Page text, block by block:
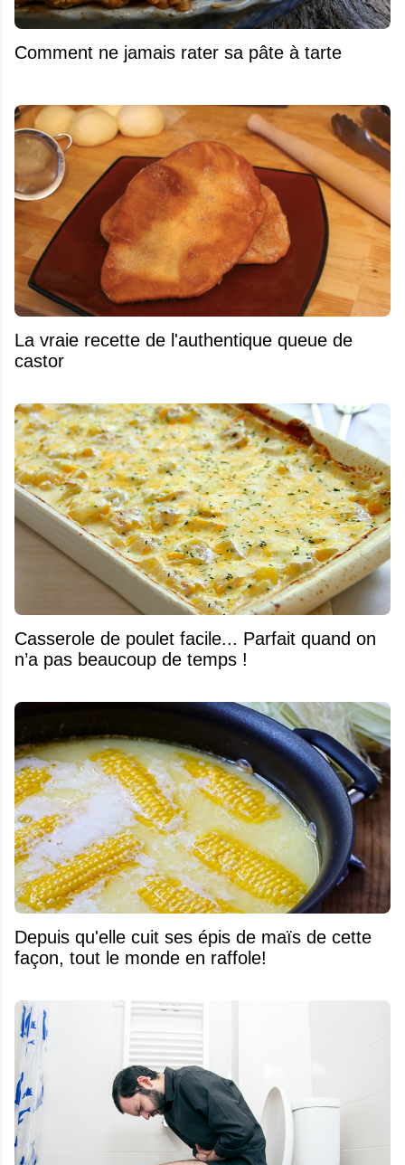
Comment ne jamais rater sa pâte à tarte
La vraie recette de l'authentique queue de
castor
Casserole de poulet facile... Parfait quand on
n’a pas beaucoup de temps !
Depuis qu'elle cuit ses épis de maïs de cette
façon, tout le monde en raffole!